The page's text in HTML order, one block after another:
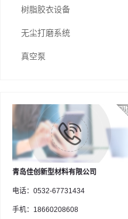
树脂胶衣设备
无尘打磨系统
真空泵
青岛佳创新型材料有限公司
电话：0532-67731434
手机：18660208608